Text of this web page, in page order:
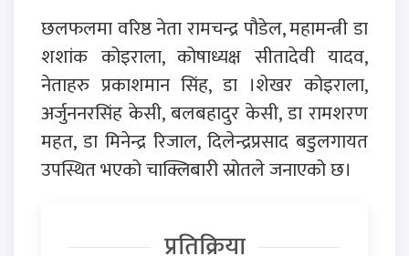
छलफलमा वरिष्ठ नेता रामचन्द्र पौडेल, महामन्त्री डा
शशांक कोइराला, कोषाध्यक्ष सीतादेवी यादव,
नेताहरु प्रकाशमान सिंह, डा ।शेखर कोइराला,
अर्जुननरसिंह केसी, बलबहादुर केसी, डा रामशरण
महत, डा मिनेन्द्र रिजाल, दिलेन्द्रप्रसाद बडुलगायत
उपस्थित भएको चाक्लिबारी स्रोतले जनाएको छ।
प्रतिक्रिया